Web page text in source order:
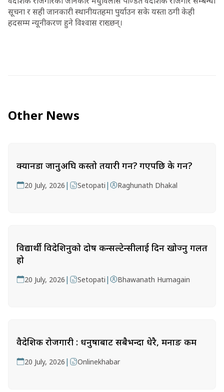
सूचना र सही जानकारी स्थानीयतहमा पुर्याउन सके यस्ता ठगी केही
हदसम्म न्यूनीकरण हुने विश्वास राख्छन्।
Other News
क्यानडा जानुअघि कस्तो तयारी गर्ने? गएपछि के गर्ने?
20 July, 2026 | Setopati | Raghunath Dhakal
विद्यार्थी विदेशिनुको दोष कन्सल्टेन्सीलाई दिन खोज्नु गलत
हो
20 July, 2026 | Setopati | Bhawanath Humagain
वैदेशिक रोजगारी : धनुषाबाट सबैभन्दा धेरै, मनाङ कम
20 July, 2026 | Onlinekhabar